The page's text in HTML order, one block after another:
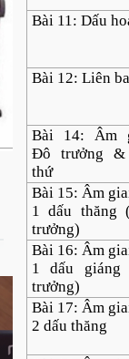
Bài 11: Dấu
Bài 12: Liên ba
Bài 14: Âm
Đô trưởng
thứ
Bài 15: Âm
1 dấu thăng
trưởng)
Bài 16: Âm
1 dấu giáng
trưởng)
Bài 17: Âm
2 dấu thăng